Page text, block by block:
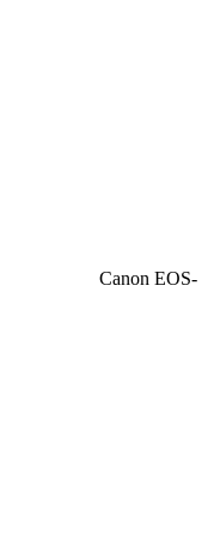
Canon EOS-